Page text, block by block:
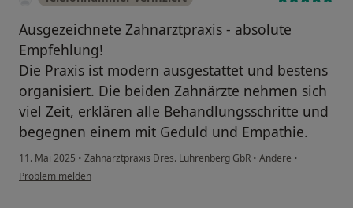
Ausgezeichnete Zahnarztpraxis - absolute
Empfehlung!
Die Praxis ist modern ausgestattet und bestens
organisiert. Die beiden Zahnärzte nehmen sich
viel Zeit, erklären alle Behandlungsschritte und
begegnen einem mit Geduld und Empathie.
11. Mai 2025 • Zahnarztpraxis Dres. Luhrenberg GbR • Andere •
Problem melden